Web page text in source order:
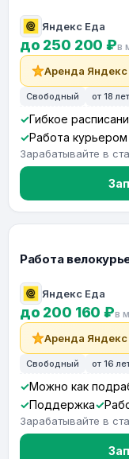
Яндекс Еда
до 250 200 ₽в
Аренда Яндекс
Свободный от 18 лет
Гибкое
Работа
Зарабатывайте в
Работа
Яндекс Еда
до 200 160 ₽в
Аренда Яндекс
Свободный от 16
Можно как
Поддержка
Зарабатывайте в